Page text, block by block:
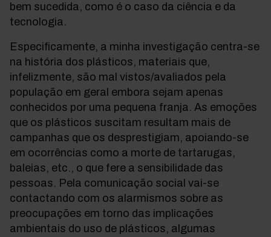
bem sucedida, como é o caso da ciência e da
tecnologia.
Especificamente, a minha investigação centra-se
na história dos plásticos, materiais que,
infelizmente, são mal vistos/avaliados pela
população em geral embora sejam apenas
conhecidos por uma pequena franja. As emoções
que os plásticos suscitam resultam mais de
campanhas que os desprestigiam, apoiando-se
em ocorrências como a morte de tartarugas,
baleias, etc., o que fere a sensibilidade das
pessoas. Pela comunicação social vai-se
contactando com os alarmismos sobre as
preocupações em torno das implicações
ambientais do uso de plásticos, algumas